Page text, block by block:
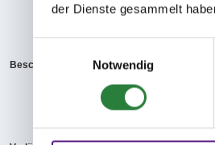
der Dienste gesammelt
Notwendig
d) Teilnehmer
Beschaffenheit der Plätze: Prüfungshalle:
Abreiteplatz: